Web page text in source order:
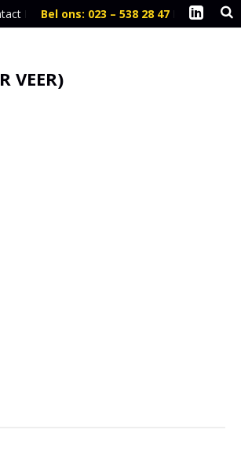
Bel ons: 023 – 538 28 47
VEER)